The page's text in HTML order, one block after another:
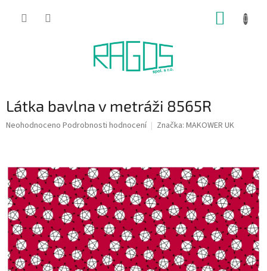
Látka bavlna v metráži 8565R
Průměrné
0,0
z
hvězdiček.
Neohodnoceno Podrobnosti hodnocení Značka: MAKOWER UK